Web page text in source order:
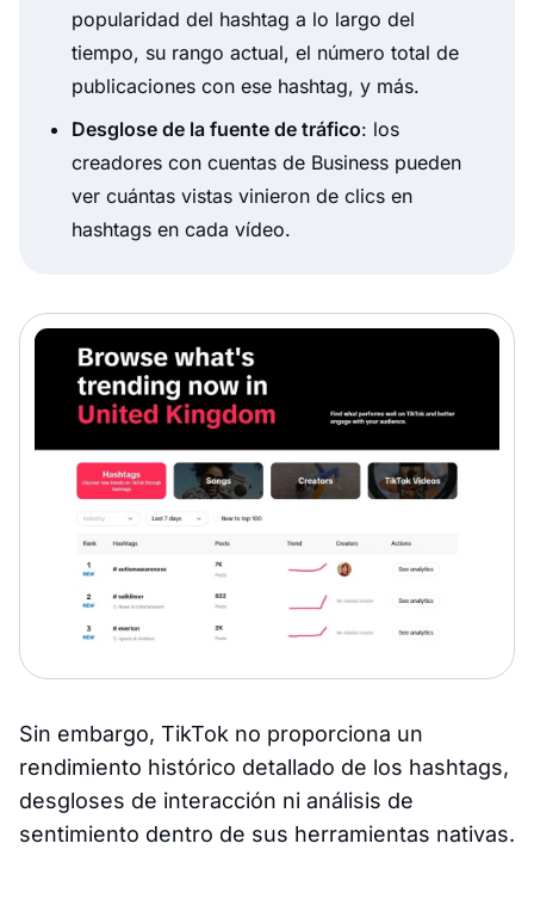
popularidad del hashtag a lo largo del
tiempo, su rango actual, el número total de
publicaciones con ese hashtag, y más.
Desglose de la fuente de tráfico: los
creadores con cuentas de Business pueden
ver cuántas vistas vinieron de clics en
hashtags en cada vídeo.
Sin embargo, TikTok no proporciona un
rendimiento histórico detallado de los hashtags,
desgloses de interacción ni análisis de
sentimiento dentro de sus herramientas nativas.